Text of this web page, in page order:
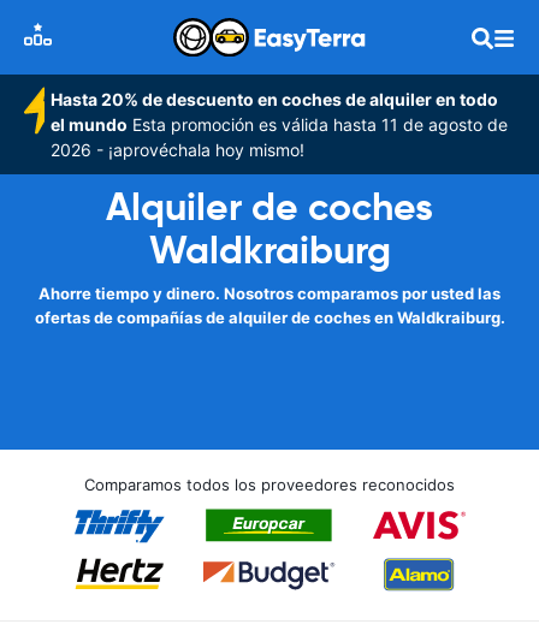
Hasta 20% de descuento en coches de alquiler en todo
el mundo Esta promoción es válida hasta 11 de agosto de
2026 - ¡aprovéchala hoy mismo!
Alquiler de coches
Waldkraiburg
Ahorre tiempo y dinero. Nosotros comparamos por usted las
ofertas de compañías de alquiler de coches en Waldkraiburg.
Comparamos todos los proveedores reconocidos